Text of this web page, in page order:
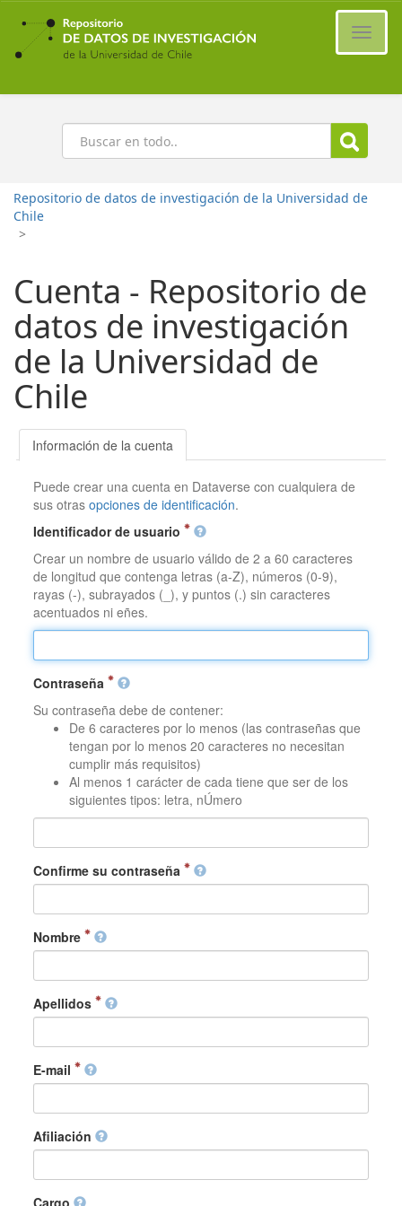
Ir
contenido
principal
Buscar
Repositorio de datos de investigación de la Universidad de
Chile
>
Cuenta - Repositorio de
datos de investigación
de la Universidad de
Chile
Información de la cuenta
Puede crear una cuenta en Dataverse con cualquiera de
sus otrasopciones de identificación.
Identificador de usuario
Crear un nombre de usuario válido de 2 a 60 caracteres
de longitud que contenga letras (a-Z), números (0-9),
rayas (-), subrayados (_), y puntos (.) sin caracteres
acentuados ni eñes.
Contraseña
Su contraseña debe de contener:
De 6 caracteres por lo menos (las contraseñas que
tengan por lo menos 20 caracteres no necesitan
cumplir más requisitos)
Al menos 1 carácter de cada tiene que ser de los
siguientes tipos: letra, nÚmero
Confirme su contraseña
Nombre
Apellidos
E-mail
Afiliación
Cargo